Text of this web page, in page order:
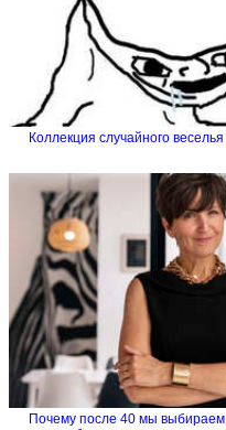
Коллекция случайного веселья
Почему после 40 мы выбираем